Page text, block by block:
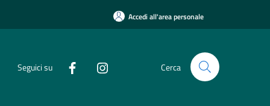
Accedi all'area personale
Seguici su Cerca